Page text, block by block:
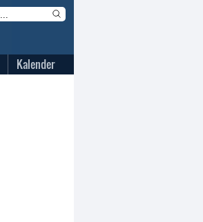
Kalender